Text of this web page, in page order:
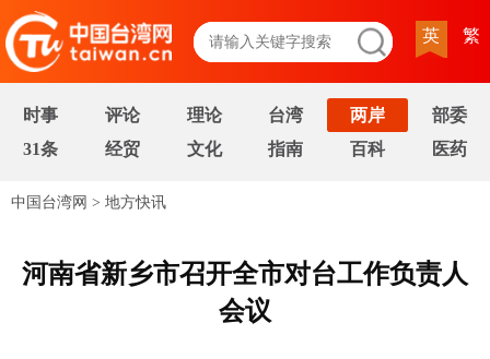
英 繁
时事 评论 理论 台湾 两岸
部委
31条
经贸 文化 指南 百科 医药
中国台湾网 > 地方快讯
河南省新乡市召开全市对台工作负责人
会议